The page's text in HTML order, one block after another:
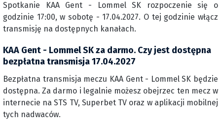
Spotkanie KAA Gent - Lommel SK rozpoczenie się o
godzinie 17:00, w sobotę - 17.04.2027. O tej godzinie włącz
transmisję na dostępnych kanałach.
KAA Gent - Lommel SK za darmo. Czy jest dostępna
bezpłatna transmisja 17.04.2027
Bezpłatna transmisja meczu KAA Gent - Lommel SK będzie
dostępna. Za darmo i legalnie możesz obejrzec ten mecz w
internecie na STS TV, Superbet TV oraz w aplikacji mobilnej
tych nadwaców.